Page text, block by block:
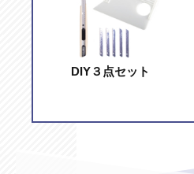
DIY３点セット